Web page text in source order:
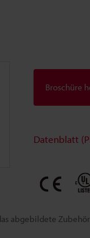
abgebildete
Broschüre
Datenblatt